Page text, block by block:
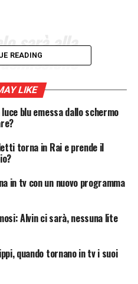
sarà alla
su Canale
pomeriggio a
sitodavidemaggio.ittrova
stampa di
Mediaset 2021-2022,
READING
LIKE
blu emessa dallo schermo
torna in Rai e prende il
in tv con un nuovo programma
Alvin ci sarà, nessuna lite
quando tornano in tv i suoi